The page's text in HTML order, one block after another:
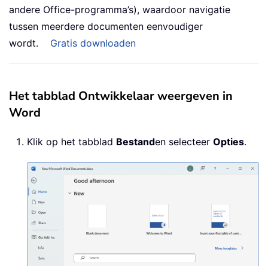
andere Office-programma’s), waardoor navigatie
tussen meerdere documenten eenvoudiger
wordt.
Gratis downloaden
Het tabblad Ontwikkelaar weergeven in
Word
Klik op het tabblad Bestanden selecteer Opties.